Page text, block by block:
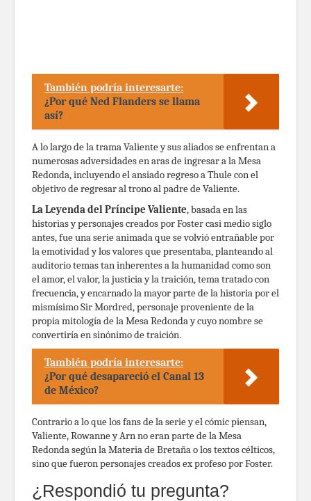
También podría interesarte:
¿Por qué Ned Flanders se llama
así?
A lo largo de la trama Valiente y sus aliados se enfrentan a
numerosas adversidades en aras de ingresar a la Mesa
Redonda, incluyendo el ansiado regreso a Thule con el
objetivo de regresar al trono al padre de Valiente.
La Leyenda del Príncipe Valiente, basada en las
historias y personajes creados por Foster casi medio siglo
antes, fue una serie animada que se volvió entrañable por
la emotividad y los valores que presentaba, planteando al
auditorio temas tan inherentes a la humanidad como son
el amor, el valor, la justicia y la traición, tema tratado con
frecuencia, y encarnado la mayor parte de la historia por el
mismísimo Sir Mordred, personaje proveniente de la
propia mitología de la Mesa Redonda y cuyo nombre se
convertiría en sinónimo de traición.
También podría interesarte:
¿Por qué desapareció el Canal 13
de México?
Contrario a lo que los fans de la serie y el cómic piensan,
Valiente, Rowanne y Arn no eran parte de la Mesa
Redonda según la Materia de Bretaña o los textos célticos,
sino que fueron personajes creados ex profeso por Foster.
¿Respondió tu pregunta?